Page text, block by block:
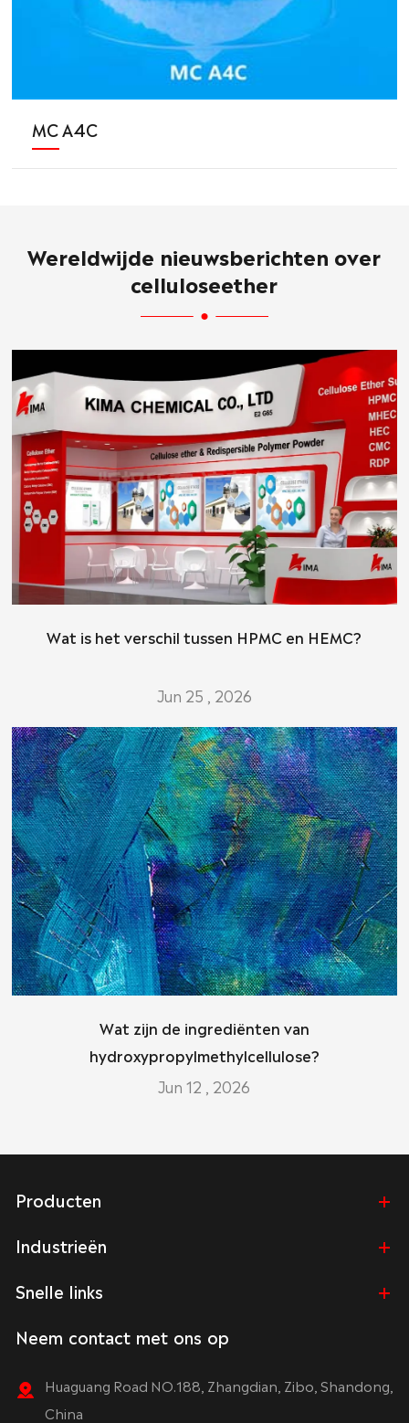
MC A4C
Wereldwijde nieuwsberichten over
celluloseether
Wat is het verschil tussen HPMC en HEMC?
Jun 25 , 2026
Wat zijn de ingrediënten van
hydroxypropylmethylcellulose?
Jun 12 , 2026
Producten
Industrieën
Snelle links
Neem contact met ons op
Huaguang Road NO.188, Zhangdian, Zibo, Shandong,
China